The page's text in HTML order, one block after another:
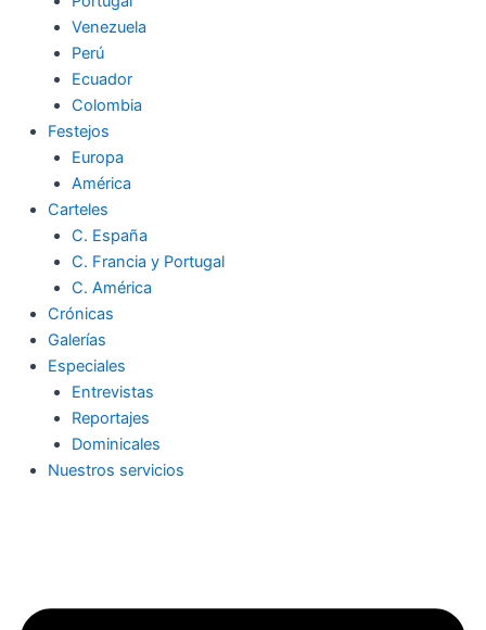
Venezuela
Perú
Ecuador
Colombia
Festejos
Europa
América
Carteles
C. España
C. Francia y Portugal
C. América
Crónicas
Galerías
Especiales
Entrevistas
Reportajes
Dominicales
Nuestros servicios